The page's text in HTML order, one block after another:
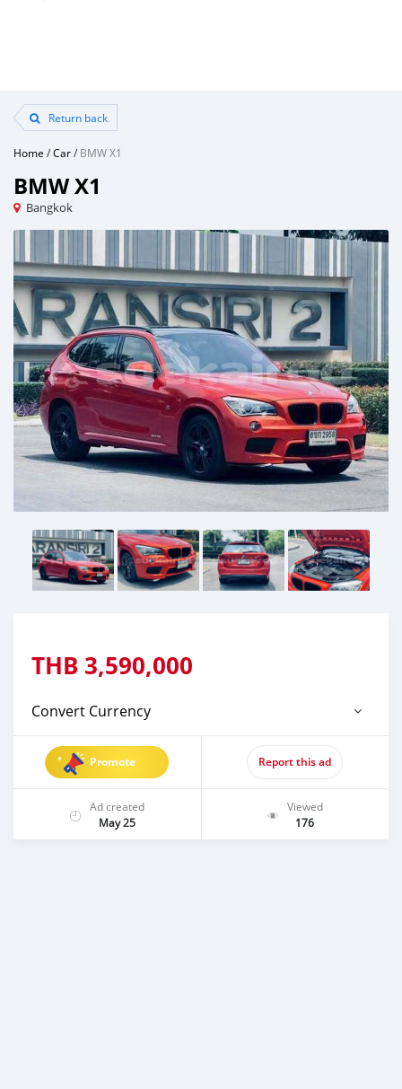
Return back
Home /Car/BMW X1
BMW X1
Bangkok
THB 3,590,000
Convert Currency
Promote Report this ad
Ad created
May 25
Viewed
176